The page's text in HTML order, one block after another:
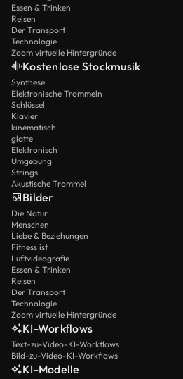
Essen & Trinken
Reisen
Der Transport
Technologie
Zoom virtuelle Hintergründe
Kostenlose Stockmusik
Synthese
Elektronische Trommeln
Schlüssel
Klavier
kinematisch
glatte
Elektronisch
Umgebung
Strings
Akustische Trommel
Bilder
Die Natur
Menschen
Liebe & Beziehungen
Fitness ist
Luftvideografie
Essen & Trinken
Reisen
Der Transport
Technologie
Zoom virtuelle Hintergründe
KI-Workflows
Text-zu-Video-KI-Workflows
Bild-zu-Video-KI-Workflows
KI-Modelle